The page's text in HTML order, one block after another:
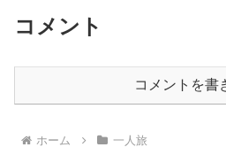
コメント
コメントを書
ホーム 一人旅